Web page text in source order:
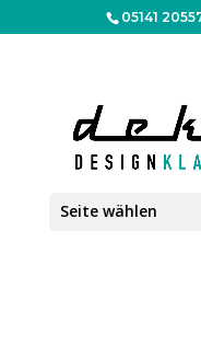
05141
Seite wählen